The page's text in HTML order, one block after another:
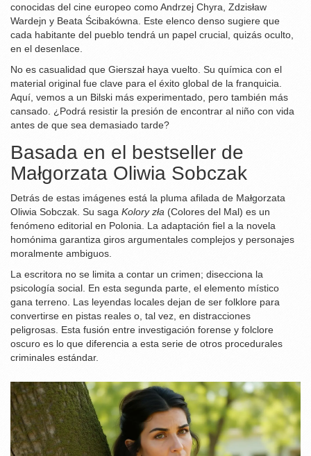
conocidas del cine europeo como Andrzej Chyra, Zdzisław
Wardejn y Beata Ścibakówna. Este elenco denso sugiere que
cada habitante del pueblo tendrá un papel crucial, quizás oculto,
en el desenlace.
No es casualidad que Gierszał haya vuelto. Su química con el
material original fue clave para el éxito global de la franquicia.
Aquí, vemos a un Bilski más experimentado, pero también más
cansado. ¿Podrá resistir la presión de encontrar al niño con vida
antes de que sea demasiado tarde?
Basada en el bestseller de
Małgorzata Oliwia Sobczak
Detrás de estas imágenes está la pluma afilada de Małgorzata
Oliwia Sobczak . Su saga Kolory zła (Colores del Mal) es un
fenómeno editorial en Polonia. La adaptación fiel a la novela
homónima garantiza giros argumentales complejos y personajes
moralmente ambiguos.
La escritora no se limita a contar un crimen; disecciona la
psicología social. En esta segunda parte, el elemento místico
gana terreno. Las leyendas locales dejan de ser folklore para
convertirse en pistas reales o, tal vez, en distracciones
peligrosas. Esta fusión entre investigación forense y folclore
oscuro es lo que diferencia a esta serie de otros procedurales
criminales estándar.